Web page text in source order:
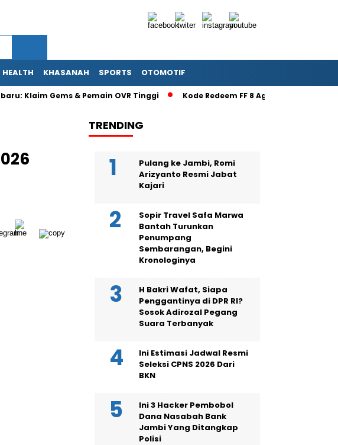
HEALTH KHASANAH SPORTS OTOMOTIF
Gems & Pemain OVR Tinggi Kode Redeem FF 8 Agustus 2026 Terbaru:
TRENDING
Pulang ke Jambi, Romi
Arizyanto Resmi Jabat
Kajari
Sopir Travel Safa Marwa
Bantah Turunkan
Penumpang
Sembarangan, Begini
Kronologinya
H Bakri Wafat, Siapa
Penggantinya di DPR RI?
Sosok Adirozal Pegang
Suara Terbanyak
Ini Estimasi Jadwal Resmi
Seleksi CPNS 2026 Dari
BKN
Ini 3 Hacker Pembobol
Dana Nasabah Bank
Jambi Yang Ditangkap
Polisi